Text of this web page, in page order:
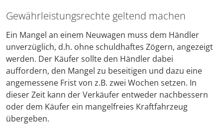
Gewährleistungsrechte geltend machen
Ein Mangel an einem Neuwagen muss dem Händler
unverzüglich, d.h. ohne schuldhaftes Zögern, angezeigt
werden. Der Käufer sollte den Händler dabei
auffordern, den Mangel zu beseitigen und dazu eine
angemessene Frist von z.B. zwei Wochen setzen. In
dieser Zeit kann der Verkäufer entweder nachbessern
oder dem Käufer ein mangelfreies Kraftfahrzeug
übergeben.